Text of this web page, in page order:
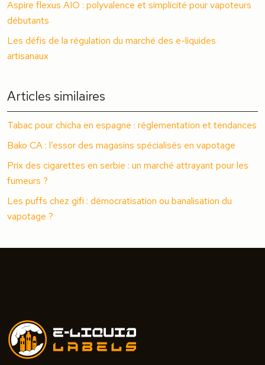
Aspire flexus AIO : polyvalence et simplicité pour vapoteurs
débutants
Les défis de la régulation du marché des e-liquides
artisanaux
Articles similaires
Tabac pour chicha en espagne : réglementation et tendances
Bako CA : l’essor des magasins spécialisés en vapotage
Prix des cigarettes en serbie : un marché attrayant pour les
fumeurs ?
Les puffs chez gifi : démocratisation ou banalisation du
vapotage ?